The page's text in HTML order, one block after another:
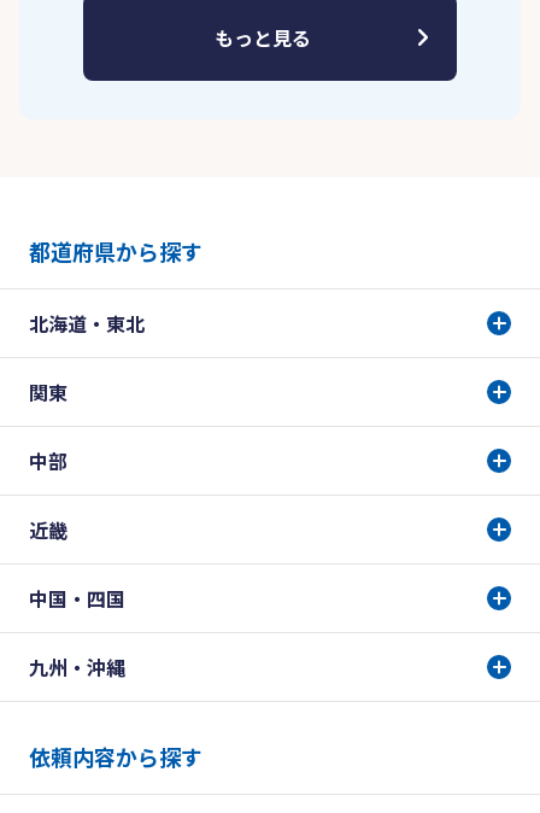
もっと見る
都道府県から探す
北海道・東北
関東
中部
近畿
中国・四国
九州・沖縄
依頼内容から探す